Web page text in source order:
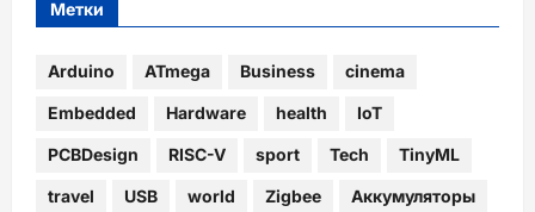
Метки
Arduino ATmega Business cinema
Embedded Hardware health IoT
PCBDesign RISC-V sport Tech TinyML
travel USB world Zigbee Аккумуляторы